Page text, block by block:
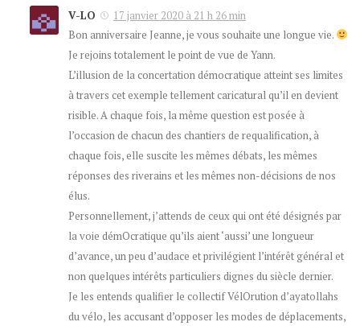
V-LO
17 janvier 2020 à 21 h 26 min
Bon anniversaire Jeanne, je vous souhaite une longue vie.
Je rejoins totalement le point de vue de Yann.
L’illusion de la concertation démocratique atteint ses limites
à travers cet exemple tellement caricatural qu’il en devient
risible. A chaque fois, la même question est posée à
l’occasion de chacun des chantiers de requalification, à
chaque fois, elle suscite les mêmes débats, les mêmes
réponses des riverains et les mêmes non-décisions de nos
élus.
Personnellement, j’attends de ceux qui ont été désignés par
la voie démOcratique qu’ils aient ‘aussi’ une longueur
d’avance, un peu d’audace et privilégient l’intérêt général et
non quelques intérêts particuliers dignes du siècle dernier.
Je les entends qualifier le collectif VélOrution d’ayatollahs
du vélo, les accusant d’opposer les modes de déplacements,